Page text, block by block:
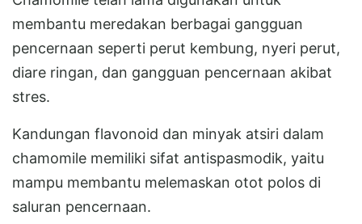
membantu meredakan berbagai gangguan
pencernaan seperti perut kembung, nyeri perut,
diare ringan, dan gangguan pencernaan akibat
stres.
Kandungan flavonoid dan minyak atsiri dalam
chamomile memiliki sifat antispasmodik, yaitu
mampu membantu melemaskan otot polos di
saluran pencernaan.